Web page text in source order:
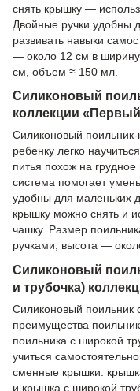
снять крышку —
Двойные ручки удобны
развивать навыки
— около 12 см в
см, объем ≈ 150 мл.
Силиконовый
коллекции
Силиконовый
ребенку легко
питья похож на
система помогает
удобны для маленьких
крышку можно снять и
чашку. Размер
ручками, высота —
Силиконовый
и трубочка)
Силиконовый поильник
преимущества
поильника с широкой
учиться
сменные крышки:
и крышка с широкой